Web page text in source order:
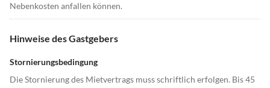
Nebenkosten anfallen können.
Hinweise des Gastgebers
Stornierungsbedingung
Die Stornierung des Mietvertrags muss schriftlich erfolgen. Bis 45